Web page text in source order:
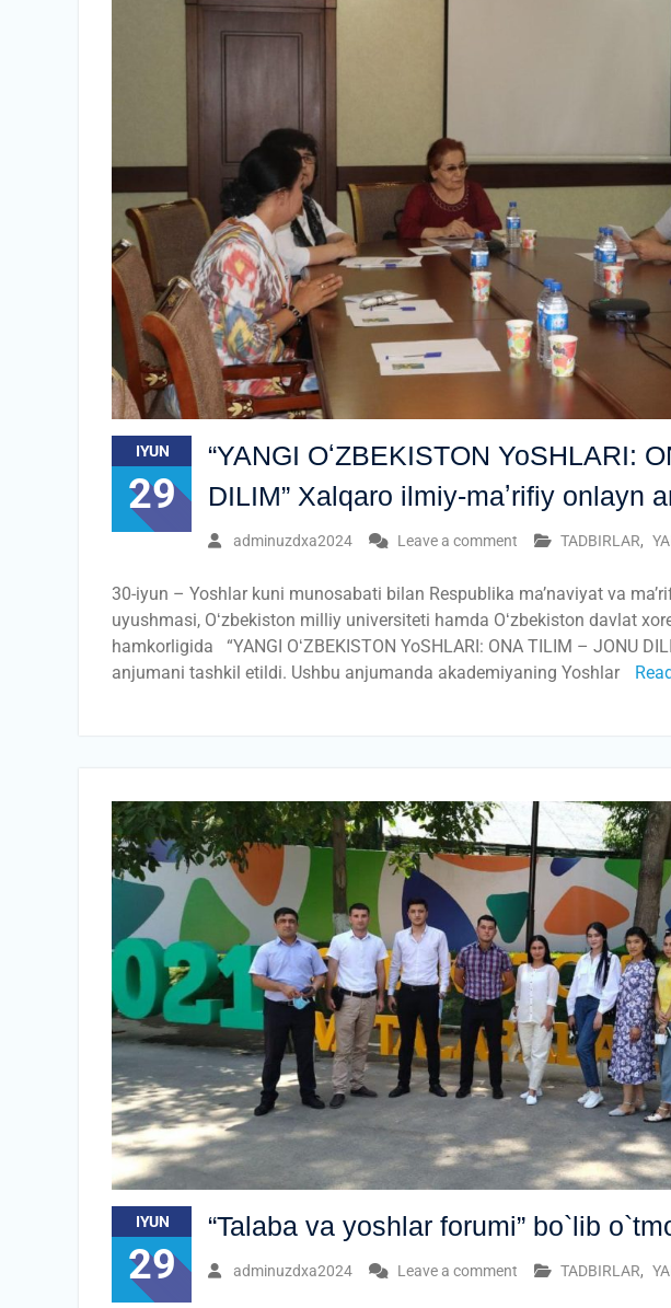
IYUN
29
“YANGI OʻZBEKISTON YoSHLARI:
DILIM” Xalqaro ilmiy-maʼrifiy onlayn
adminuzdxa2024 Leave a comment TADBIRLAR,
30-iyun – Yoshlar kuni munosabati bilan Respublika maʼnaviyat va
uyushmasi, Oʻzbekiston milliy universiteti hamda Oʻzbekiston davlat
hamkorligida “YANGI OʻZBEKISTON YoSHLARI: ONA TILIM – JONU
anjumani tashkil etildi. Ushbu anjumanda akademiyaning Yoshlar
IYUN
29
“Talaba va yoshlar forumi” bo`lib
adminuzdxa2024 Leave a comment TADBIRLAR,